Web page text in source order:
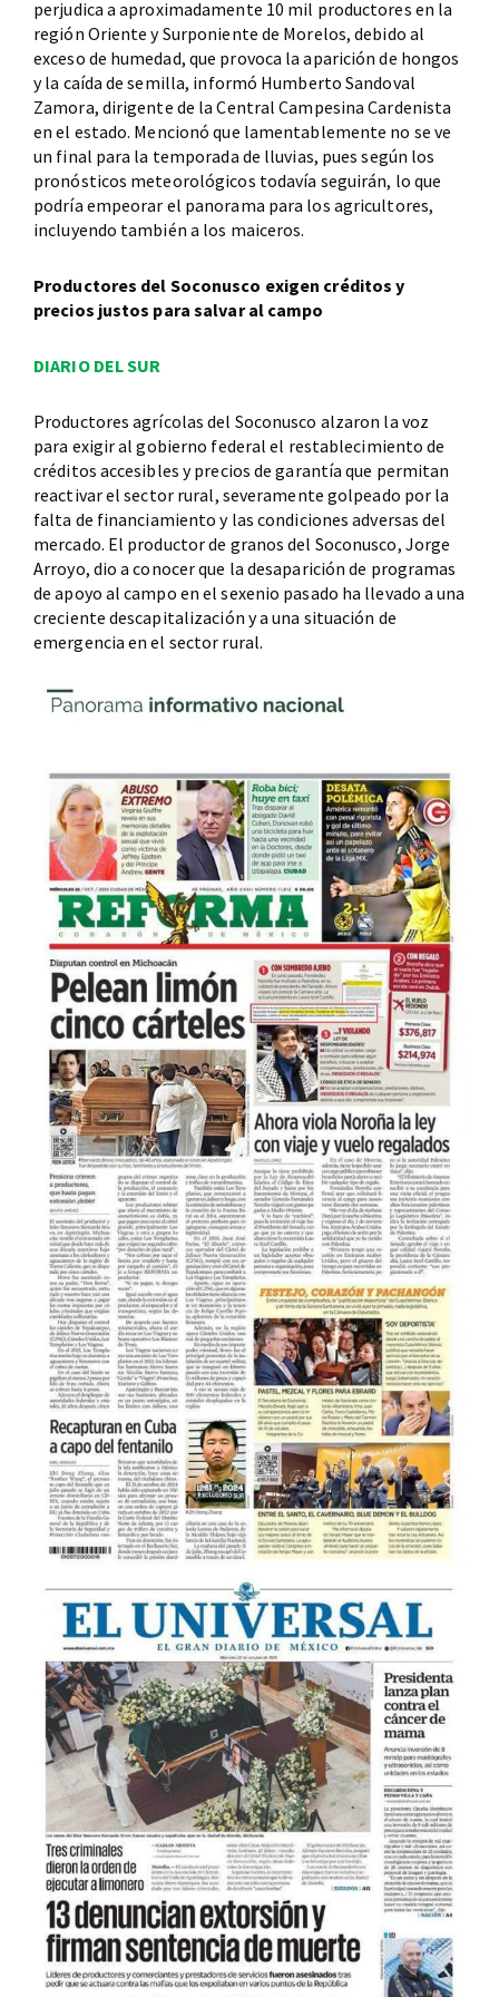
perjudica a aproximadamente 10 mil productores en la
región Oriente y Surponiente de Morelos, debido al
exceso de humedad, que provoca la aparición de hongos
y la caída de semilla, informó Humberto Sandoval
Zamora, dirigente de la Central Campesina Cardenista
en el estado. Mencionó que lamentablemente no se ve
un final para la temporada de lluvias, pues según los
pronósticos meteorológicos todavía seguirán, lo que
podría empeorar el panorama para los agricultores,
incluyendo también a los maiceros.
Productores del Soconusco exigen créditos y
precios justos para salvar al campo
DIARIO DEL SUR
Productores agrícolas del Soconusco alzaron la voz
para exigir al gobierno federal el restablecimiento de
créditos accesibles y precios de garantía que permitan
reactivar el sector rural, severamente golpeado por la
falta de financiamiento y las condiciones adversas del
mercado. El productor de granos del Soconusco, Jorge
Arroyo, dio a conocer que la desaparición de programas
de apoyo al campo en el sexenio pasado ha llevado a una
creciente descapitalización y a una situación de
emergencia en el sector rural.